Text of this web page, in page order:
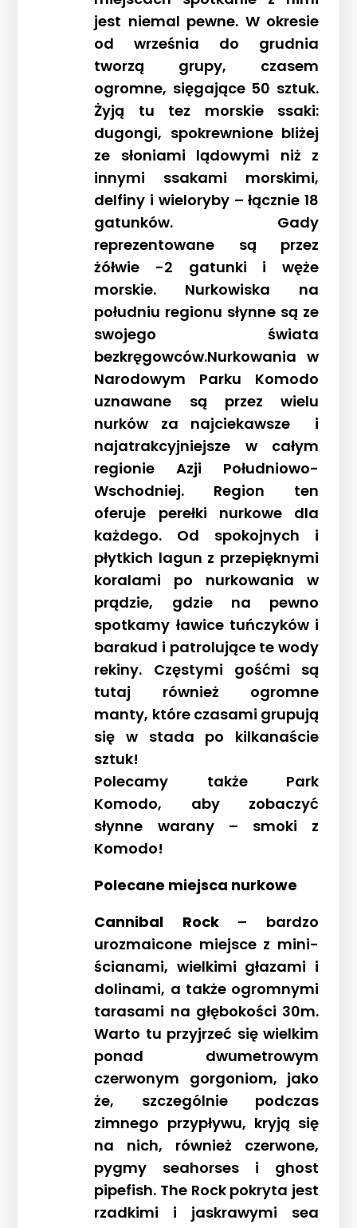
jest niemal pewne. W okresie
od września do grudnia
tworzą grupy, czasem
ogromne, sięgające 50 sztuk.
Żyją tu tez morskie ssaki:
dugongi, spokrewnione bliżej
ze słoniami lądowymi niż z
innymi ssakami morskimi,
delfiny i wieloryby – łącznie 18
gatunków. Gady
reprezentowane są przez
żółwie -2 gatunki i węże
morskie. Nurkowiska na
południu regionu słynne są ze
swojego świata
bezkręgowców.Nurkowania w
Narodowym Parku Komodo
uznawane są przez wielu
nurków za najciekawsze i
najatrakcyjniejsze w całym
regionie Azji Południowo-
Wschodniej. Region ten
oferuje perełki nurkowe dla
każdego. Od spokojnych i
płytkich lagun z przepięknymi
koralami po nurkowania w
prądzie, gdzie na pewno
spotkamy ławice tuńczyków i
barakud i patrolujące te wody
rekiny. Częstymi gośćmi są
tutaj również ogromne
manty, które czasami grupują
się w stada po kilkanaście
sztuk!
Polecamy także Park
Komodo, aby zobaczyć
słynne warany – smoki z
Komodo!
Polecane miejsca nurkowe
Cannibal Rock– bardzo
urozmaicone miejsce z mini-
ścianami, wielkimi głazami i
dolinami, a także ogromnymi
tarasami na głębokości 30m.
Warto tu przyjrzeć się wielkim
ponad dwumetrowym
czerwonym gorgoniom, jako
że, szczególnie podczas
zimnego przypływu, kryją się
na nich, również czerwone,
pygmy seahorses i ghost
pipefish. The Rock pokryta jest
rzadkimi i jaskrawymi sea